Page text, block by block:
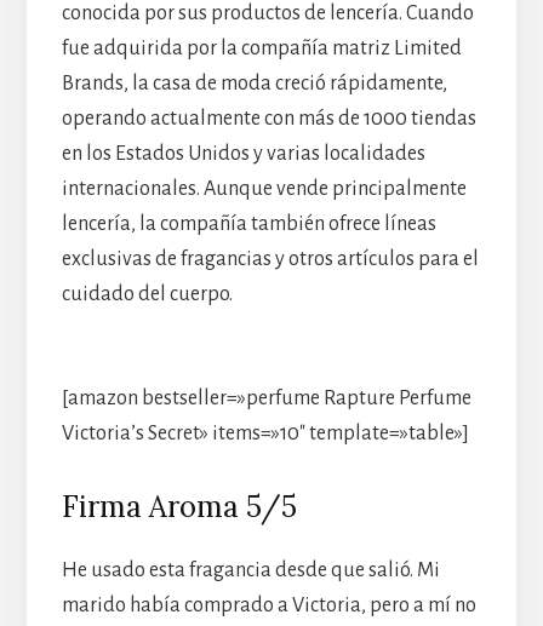
conocida por sus productos de lencería. Cuando
fue adquirida por la compañía matriz Limited
Brands, la casa de moda creció rápidamente,
operando actualmente con más de 1000 tiendas
en los Estados Unidos y varias localidades
internacionales. Aunque vende principalmente
lencería, la compañía también ofrece líneas
exclusivas de fragancias y otros artículos para el
cuidado del cuerpo.
[amazon bestseller=»perfume Rapture Perfume
Victoria’s Secret» items=»10″ template=»table»]
Firma Aroma 5/5
He usado esta fragancia desde que salió. Mi
marido había comprado a Victoria, pero a mí no